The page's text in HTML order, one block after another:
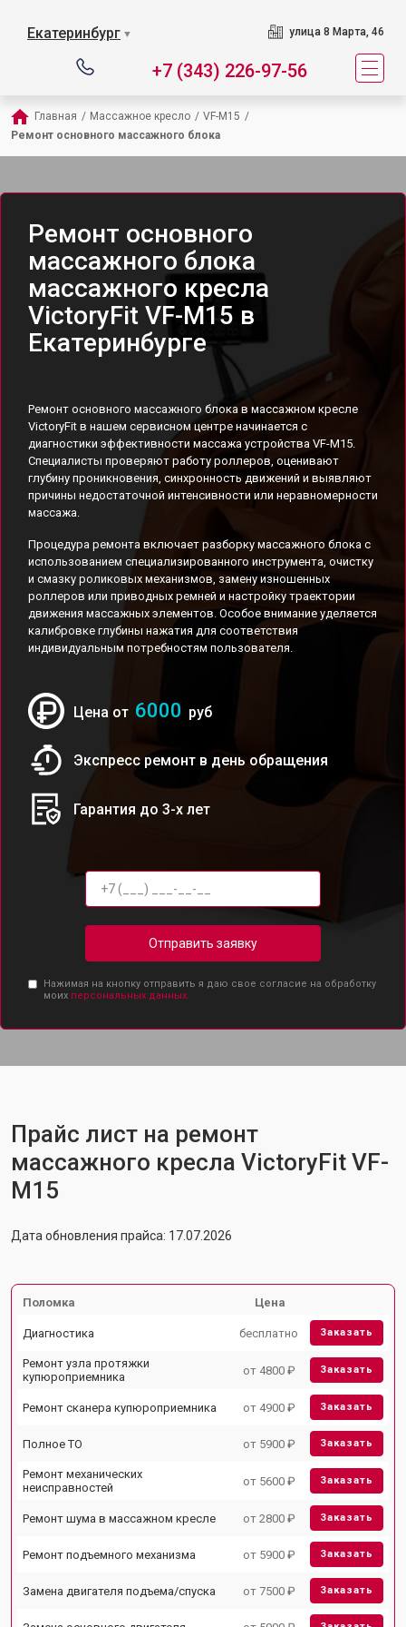
Екатеринбург ▼ улица 8 Марта, 46
+7 (343) 226-97-56
Главная / Массажное кресло / VF-M15 /
Ремонт основного массажного блока
Ремонт основного
массажного блока
массажного кресла
VictoryFit VF-M15 в
Екатеринбурге
Ремонт основного массажного блока в массажном кресле
VictoryFit в нашем сервисном центре начинается с
диагностики эффективности массажа устройства VF-M15.
Специалисты проверяют работу роллеров, оценивают
глубину проникновения, синхронность движений и выявляют
причины недостаточной интенсивности или неравномерности
массажа.
Процедура ремонта включает разборку массажного блока с
использованием специализированного инструмента, очистку
и смазку роликовых механизмов, замену изношенных
роллеров или приводных ремней и настройку траектории
движения массажных элементов. Особое внимание уделяется
калибровке глубины нажатия для соответствия
индивидуальным потребностям пользователя.
Цена от 6000 руб
Экспресс ремонт в день обращения
Гарантия до 3-х лет
Отправить заявку
Нажимая на кнопку отправить я даю свое согласие на обработку
моих персональных данных.
Прайс лист на ремонт
массажного кресла VictoryFit VF-
M15
Дата обновления прайса: 17.07.2026
Поломка Цена
Диагностика бесплатно Заказать
Ремонт узла протяжки
купюроприемника
от 4800 ₽ Заказать
Ремонт сканера купюроприемника от 4900 ₽ Заказать
Полное ТО от 5900 ₽ Заказать
Ремонт механических
неисправностей
от 5600 ₽ Заказать
Ремонт шума в массажном кресле от 2800 ₽ Заказать
Ремонт подъемного механизма от 5900 ₽ Заказать
Замена двигателя подъема/спуска от 7500 ₽ Заказать